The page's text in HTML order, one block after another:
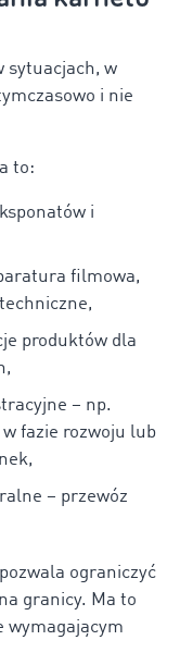
sytuacjach, w
i nie
to:
i
filmowa,
produktów dla
– np.
fazie rozwoju lub
– przewóz
ograniczyć
granicy. Ma to
wymagającym